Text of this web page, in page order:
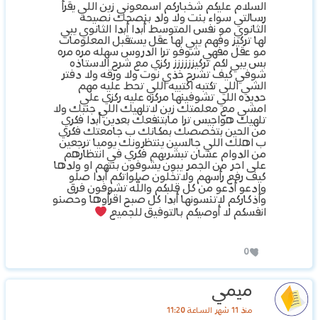
السلام عليكم شخباركم اسمعوني زين اللي يقرأ
رسالتي سواء بنت ولا ولد بنصحك نصيحه
الثانوي مو نفس المتوسط أبدا أبدا الثانوي يبي
لها تركيز وفهم يبي لها عقل يستقبل المعلومات
مو عقل مفهي شوفو ترا الدروس سهله مره مره
بس يبي لكم تركيزززززز ركزي مع شرح الاستاذه
شوفي كيف تشرح خذي نوت ولا ورقه ولا دفتر
الشي اللي تكتبه اكتبيه اللي تحط عليه مهم
حديده اللي تشوفينها مركزه عليه ركزي علي
امشي مع معلمتك زين لاتلهيك اللي جنبك ولا
تلهيك هواجيس ترا مابتنفعك بعدين أبدا فكري
من الحين بتخصصك بمكانك ب جامعتك فكري
ب اهلك اللي جالسين ينتظرونك يوميا ترجعين
من الدوام عشان تبشريهم فكري في انتظارهم
على احر من الجمر يبون يشوفون بنتهم او ولدها
كيف رفع رأسهم ولاتخلون صلواتكم أبدا صلو
وادعو أدعو من كل قلبكم والله تشوفون فرق
وأذكاركم لاتنسونها أبدا كل صبح اقرأوها وحصنو
انفسكم لا أوصيكم بالتوفيق للجميع
0
ميمي
منذ 11 شهر الساعة 11:20